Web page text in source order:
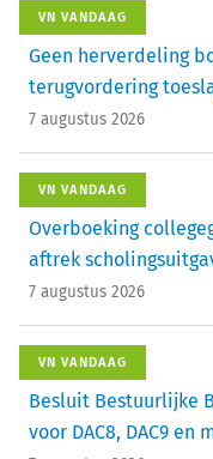
VN VANDAAG
Geen herverdeling
terugvordering
7 augustus 2026
VN VANDAAG
Overboeking
aftrek
7 augustus 2026
VN VANDAAG
Besluit Bestuurlijke
voor DAC8, DAC9